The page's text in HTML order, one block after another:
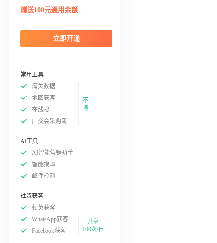
赠送100元通用余额
立即开通
常用工具
海关数据
地图获客
在线搜
广交会采购商
不
限
AI工具
AI智能营销助手
智能搜邮
邮件检测
社媒获客
领英获客
WhatsApp获客
Facebook获客
共享
100次/日